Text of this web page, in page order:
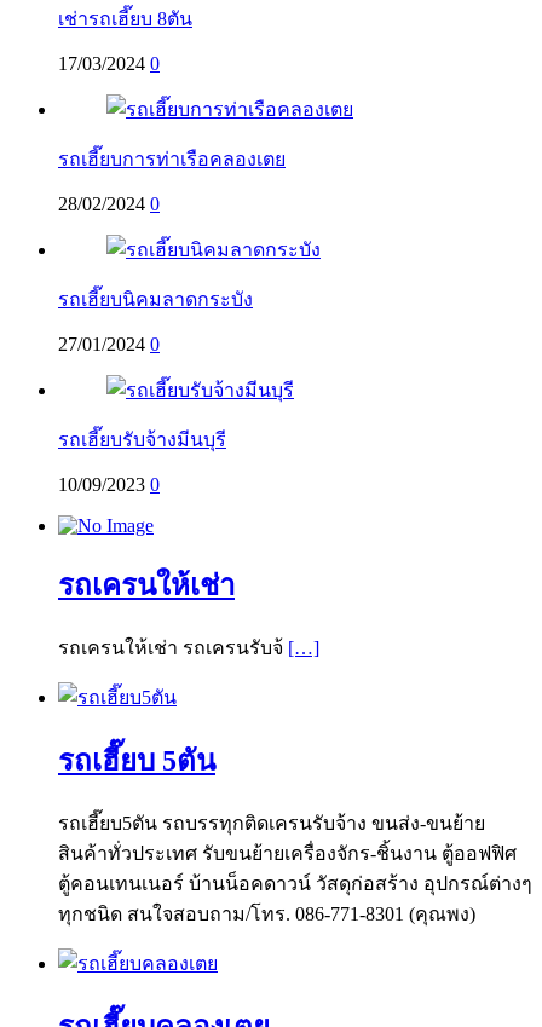
เช่ารถเฮี๊ยบ 8ตัน
17/03/2024 0
รถเฮี๊ยบการท่าเรือคลองเตย
28/02/2024 0
รถเฮี๊ยบนิคมลาดกระบัง
27/01/2024 0
รถเฮี๊ยบรับจ้างมีนบุรี
10/09/2023 0
รถเครนให้เช่า
รถเครนให้เช่า รถเครนรับจ้ […]
รถเฮี๊ยบ 5ตัน
รถเฮี๊ยบ5ตัน รถบรรทุกติดเครนรับจ้าง ขนส่ง-ขนย้าย
สินค้าทั่วประเทศ รับขนย้ายเครื่องจักร-ชิ้นงาน ตู้ออฟฟิศ
ตู้คอนเทนเนอร์ บ้านน็อคดาวน์ วัสดุก่อสร้าง อุปกรณ์ต่างๆ
ทุกชนิด สนใจสอบถาม/โทร. 086-771-8301 (คุณพง)